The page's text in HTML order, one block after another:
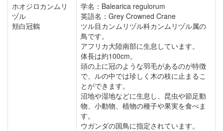
ホオジロカンムリ
ヅル
頬白冠鶴
学名：Balearica regulorum
英語名：Grey Crowned Crane
ツル目カンムリヅル科カンムリヅル属の
鳥です。
アフリカ大陸南部に生息しています。
体長は約100cm。
頭の上に冠のような羽毛があるのが特徴
で、ルの中では珍しく木の枝に止まるこ
とができます。
沼地や湿地などに生息し、昆虫や節足動
物、小動物、植物の種子や果実を食べま
す。
ウガンダの国鳥に指定されています。